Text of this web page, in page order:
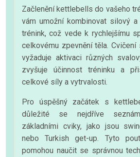
Začlenění kettlebells do vašeho
vám umožní kombinovat silový a
trénink, což vede k rychlejšímu
celkovému zpevnění těla.
vyžaduje aktivaci různých
zvyšuje účinnost tréninku a
celkové síly a vytrvalosti.
Pro úspěšný začátek s
důležité se nejdříve
základními cviky, jako jsou
nebo Turkish get-up. Tyto
pomohou naučit se správnou